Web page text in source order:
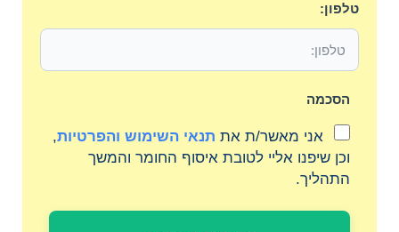
טלפון:
הסכמה
אני מאשר/ת את תנאי השימוש והפרטיות,
וכן שיפנו אליי לטובת איסוף החומר והמשך
התהליך.